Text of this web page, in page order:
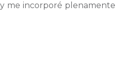
me incorporé plenamente